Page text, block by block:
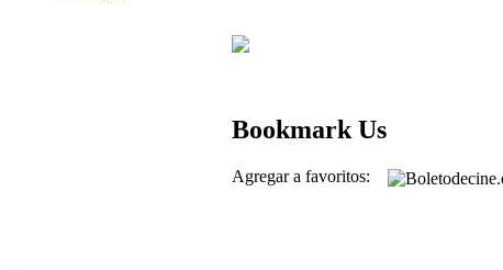
Bookmark Us
Agregar a favoritos: